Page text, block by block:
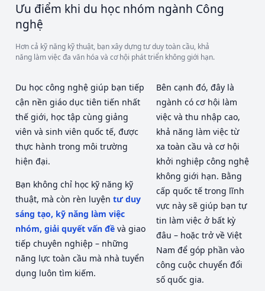
Ưu điểm khi du học nhóm ngành Công
nghệ
Hơn cả kỹ năng kỹ thuật, bạn xây dựng tư duy toàn cầu, khả
năng làm việc đa văn hóa và cơ hội phát triển không giới hạn.
Du học công nghệ giúp bạn tiếp
cận nền giáo dục tiên tiến nhất
thế giới, học tập cùng giảng
viên và sinh viên quốc tế, được
thực hành trong môi trường
hiện đại.
Bạn không chỉ học kỹ năng kỹ
thuật, mà còn rèn luyện tư duy
sáng tạo, kỹ năng làm việc
nhóm, giải quyết vấn đề và giao
tiếp chuyên nghiệp – những
năng lực toàn cầu mà nhà tuyển
dụng luôn tìm kiếm.
Bên cạnh đó, đây là
ngành có cơ hội làm
việc và thu nhập cao,
khả năng làm việc từ
xa toàn cầu và cơ hội
khởi nghiệp công nghệ
không giới hạn. Bằng
cấp quốc tế trong lĩnh
vực này sẽ giúp bạn tự
tin làm việc ở bất kỳ
đâu – hoặc trở về Việt
Nam để góp phần vào
công cuộc chuyển đổi
số quốc gia.